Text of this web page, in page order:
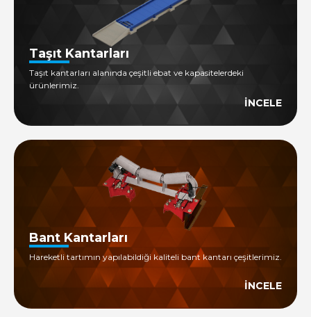
Taşıt Kantarları
Taşıt kantarları alanında çeşitli ebat ve kapasitelerdeki
ürünlerimiz.
İNCELE
Bant Kantarları
Hareketli tartımın yapılabildiği kaliteli bant kantarı çeşitlerimiz.
İNCELE